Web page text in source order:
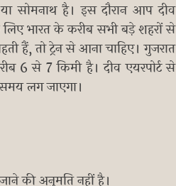
सोमनाथ है। इस दौरान आप दीव
भारत के करीब सभी बड़े शहरों से
हैं, तो ट्रेन से आना चाहिए। गुजरात
6 से 7 किमी है। दीव एयरपोर्ट से
लग जाएगा।
की अनुमति नहीं है।